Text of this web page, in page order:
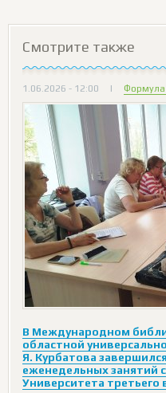
Смотрите также
1.06.2026 - 12:00 | Формула
В Международном
областной
Я. Курбатова
еженедельных занятий
Университета третьего